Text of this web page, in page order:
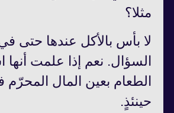
مثلا؟
لا بأس بالأكل عندها حتى
السؤال. نعم إذا علمت
الطعام بعين المال المحرّم
حينئذٍ.